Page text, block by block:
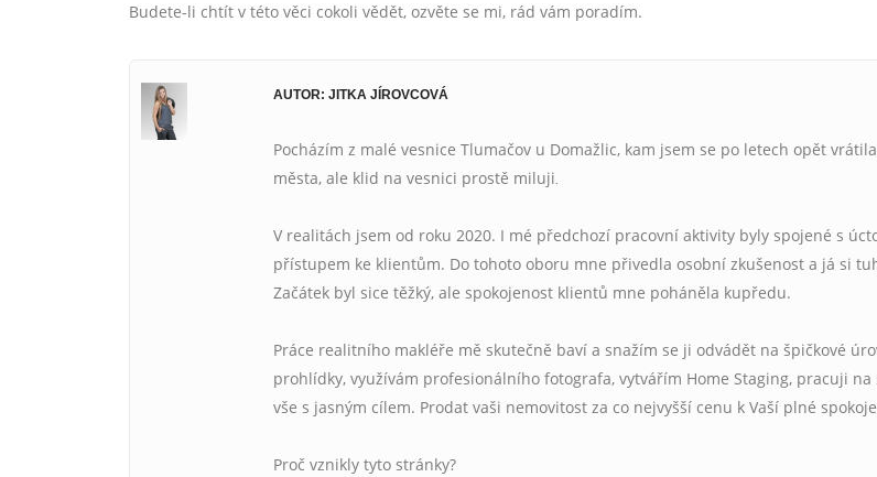
Budete-li chtít v této věci cokoli vědět, ozvěte se mi, rád vám poradím.
AUTOR: JITKA JÍROVCOVÁ
Pocházím z malé vesnice Tlumačov u Domažlic, kam jsem se po letech opět
města, ale klid na vesnici prostě miluji.
V realitách jsem od roku 2020. I mé předchozí pracovní aktivity byly spojené s
přístupem ke klientům. Do tohoto oboru mne přivedla osobní zkušenost a já si
Začátek byl sice těžký, ale spokojenost klientů mne poháněla kupředu.
Práce realitního makléře mě skutečně baví a snažím se ji odvádět na špičkové
prohlídky, využívám profesionálního fotografa, vytvářím Home Staging, pracuji
vše s jasným cílem. Prodat vaši nemovitost za co nejvyšší cenu k Vaší plné
Proč vznikly tyto stránky?